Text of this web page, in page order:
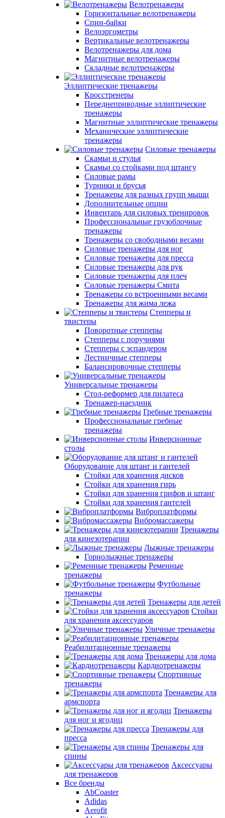
Велотренажеры
Горизонтальные велотренажеры
Спин-байки
Велоэргометры
Вертикальные велотренажеры
Велотренажеры для дома
Магнитные велотренажеры
Складные велотренажеры
Эллиптические тренажеры
Кросстренеры
Переднеприводные эллиптические
тренажеры
Магнитные эллиптические тренажеры
Механические эллиптические
тренажеры
Силовые тренажеры
Скамьи и стулья
Скамьи со стойками под штангу
Силовые рамы
Турники и брусья
Тренажеры для разных групп мышц
Дополнительные опции
Инвентарь для силовых тренировок
Профессиональные грузоблочные
тренажеры
Тренажеры со свободными весами
Силовые тренажеры для ног
Силовые тренажеры для пресса
Силовые тренажеры для рук
Силовые тренажеры для плеч
Силовые тренажеры Смита
Тренажеры со встроенными весами
Тренажеры для жима лежа
Степперы и
твистеры
Поворотные степперы
Степперы с поручнями
Степперы с эспандером
Лестничные степперы
Балансировочные степперы
Универсальные тренажеры
Стол-реформер для пилатеса
Тренажер-наездник
Гребные тренажеры
Профессиональные гребные
тренажеры
Инверсионные
столы
Оборудование для штанг и гантелей
Стойки для хранения дисков
Стойки для хранения гирь
Стойки для хранения грифов и штанг
Стойки для хранения гантелей
Виброплатформы
Вибромассажеры
Тренажеры
для кинезотерапии
Лыжные тренажеры
Горнолыжные тренажеры
Ременные
тренажеры
Футбольные
тренажеры
Тренажеры для детей
Стойки
для хранения аксессуаров
Уличные тренажеры
Реабилитационные тренажеры
Тренажеры для дома
Кардиотренажеры
Спортивные
тренажеры
Тренажеры для
армспорта
Тренажеры
для ног и ягодиц
Тренажеры для
пресса
Тренажеры для
спины
Аксессуары
для тренажеров
Все бренды
AbCoaster
Adidas
Aerofit